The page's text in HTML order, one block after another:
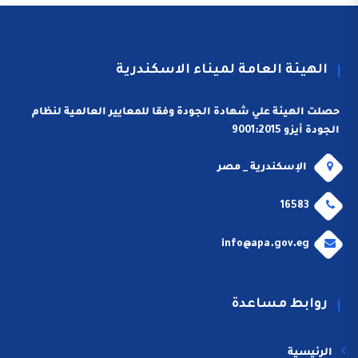
الهيئة العامة لميناء الاسكندرية
حصلت الهيئة علي شهادة الجودة وفقا للمعايير العالمية لنظام
الجودة أيزو 9001:2015
الإسكندرية _ مصر
16583
info@apa.gov.eg
روابط مساعدة
الرئيسية